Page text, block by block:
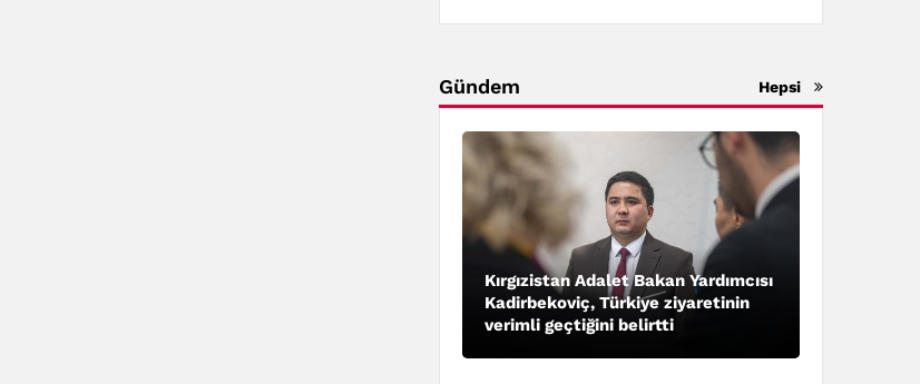
Gündem Hepsi
Kırgızistan Adalet Bakan Yardımcısı
Kadirbekoviç, Türkiye ziyaretinin
verimli geçtiğini belirtti